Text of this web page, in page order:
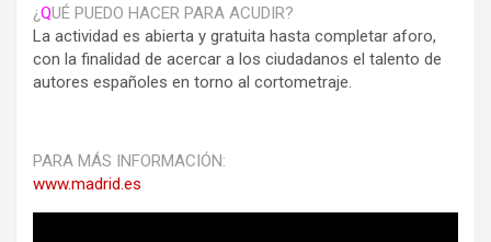
¿QUÉ PUEDO HACER PARA ACUDIR?
La actividad es abierta y gratuita hasta completar aforo,
con la finalidad de acercar a los ciudadanos el talento de
autores españoles en torno al cortometraje.
PARA MÁS INFORMACIÓN:
www.madrid.es